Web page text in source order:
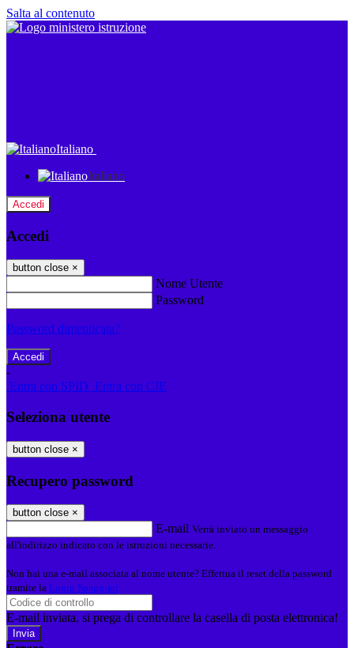
Salta al contenuto
Italiano
Italiano
Accedi
Accedi
button close ×
Nome Utente
Password
Password dimenticata?
-
Entra con SPID Entra con CIE
Seleziona utente
button close ×
Recupero password
button close ×
E-mail Verrà inviato un messaggio
all'indirizzo indicato con le istruzioni necessarie.
Non hai una e-mail associata al nome utente? Effettua il reset della password
tramite la Login Spaggiari
E-mail inviata, si prega di controllare la casella di posta elettronica!